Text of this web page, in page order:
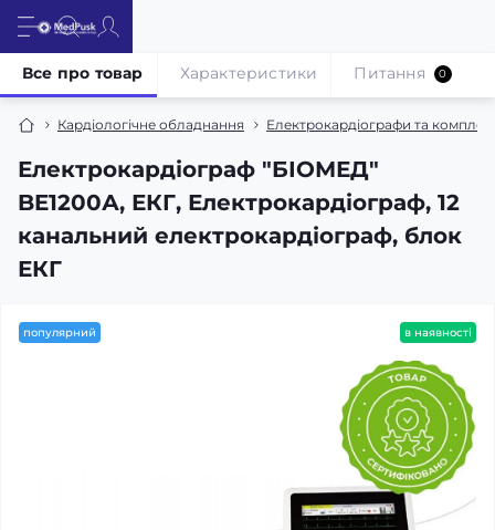
Кардіологічне обладнання Електрокардіографи та
Електрокардіограф "БІОМЕД"
BE1200А, ЕКГ, Електрокардіограф, 12
канальний електрокардіограф, блок
ЕКГ
Все про товар Характеристики Питання 0
популярний в наявності